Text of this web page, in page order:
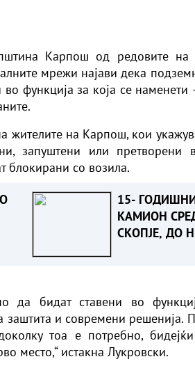
Карпош од редовите
мрежи најави дека
функција за која се
жителите на Карпош, кои
запуштени или претворени
блокирани со возила.
15-
КАМИОН
СКОПЈЕ, ДО
да бидат ставени во
заштита и современи решенија.
тоа е потребно,
место,“ истакна Лукровски.